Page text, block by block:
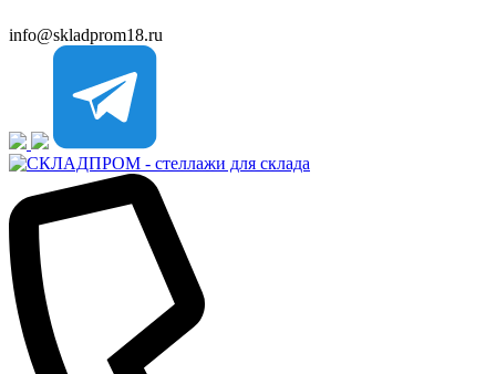
info@skladprom18.ru